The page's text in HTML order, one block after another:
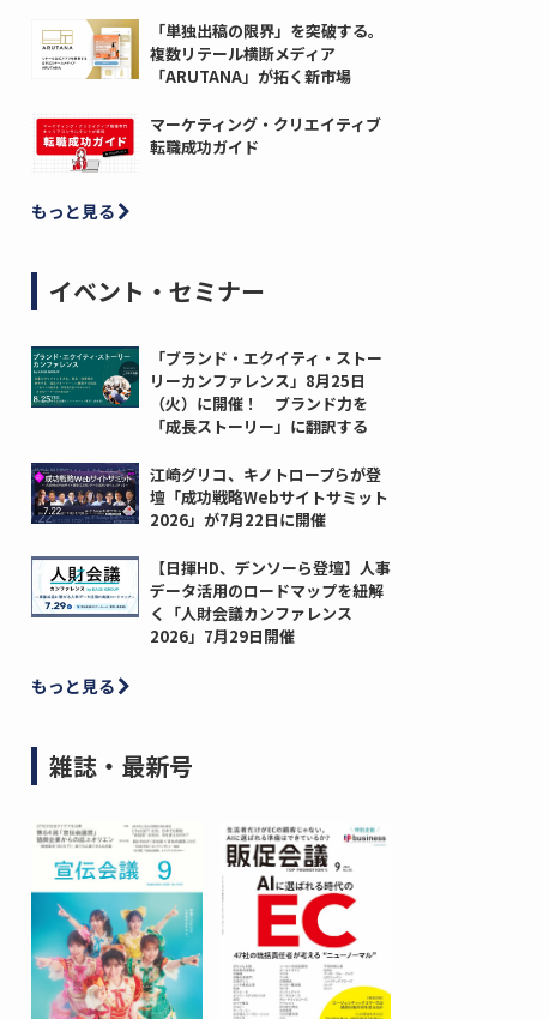
「単独出稿の限界」を突破する。
複数リテール横断メディア
「ARUTANA」が拓く新市場
マーケティング・クリエイティブ
転職成功ガイド
もっと見る
イベント・セミナー
「ブランド・エクイティ・ストー
リーカンファレンス」8月25日
（火）に開催！ ブランド力を
「成長ストーリー」に翻訳する
江崎グリコ、キノトロープらが登
壇「成功戦略Webサイトサミット
2026」が7月22日に開催
【日揮HD、デンソーら登壇】人事
データ活用のロードマップを紐解
く「人財会議カンファレンス
2026」7月29日開催
もっと見る
雑誌・最新号